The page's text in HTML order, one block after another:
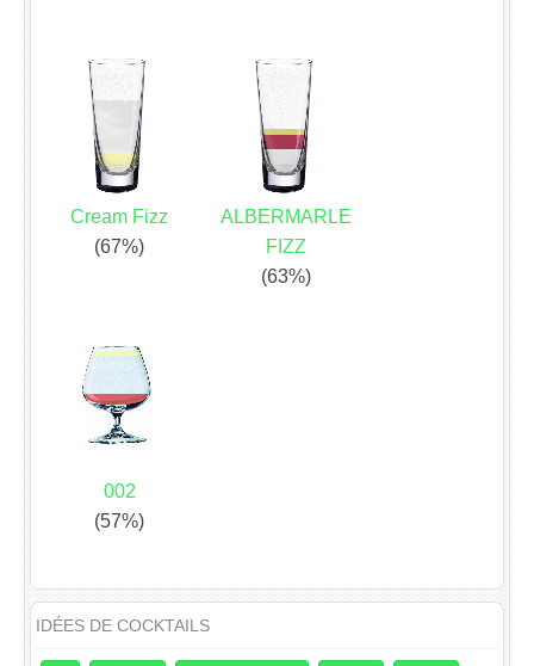
Cream Fizz
(67%)
ALBERMARLE
FIZZ
(63%)
002
(57%)
IDÉES DE COCKTAILS